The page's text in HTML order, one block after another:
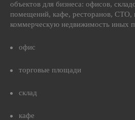
объектов для бизнеса: офисов,
помещений, кафе, ресторанов, СТО,
коммерческую недвижимость иных
офис
торговые площади
склад
кафе